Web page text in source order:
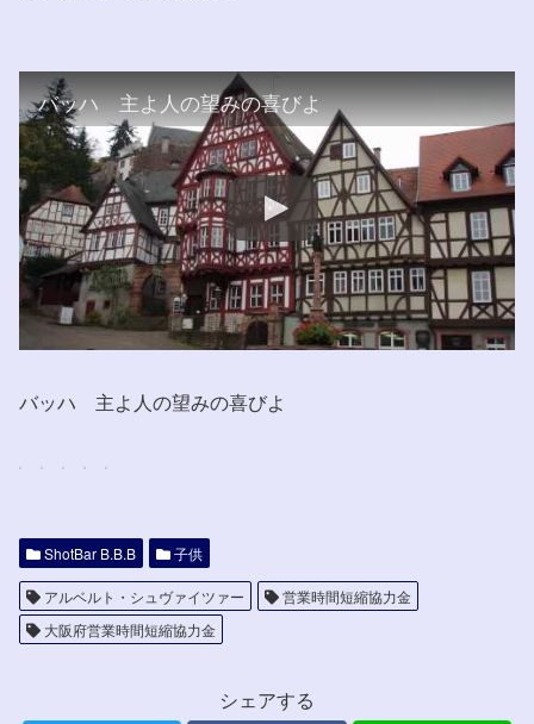
バッハ 主よ人の望みの喜びよ
バッハ 主よ人の望みの喜びよ
ShotBar B.B.B 子供
アルベルト・シュヴァイツァー
営業時間短縮協力金
大阪府営業時間短縮協力金
シェアする